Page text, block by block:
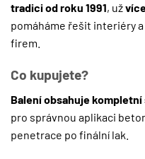
tradici od roku 1991, už
pomáháme řešit interiéry
firem.
Co kupujete?
Balení obsahuje
pro správnou aplikaci
penetrace po finální lak.